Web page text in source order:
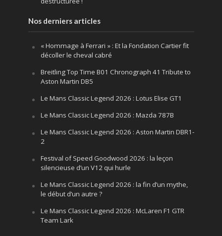
Nos derniers articles
« Hommage à Ferrari » : Et la Fondation Cartier fit
décoller le cheval cabré
Breitling Top Time B01 Chronograph 41 Tribute to
Aston Martin DB5
Le Mans Classic Legend 2026 : Lotus Elise GT1
Le Mans Classic Legend 2026 : Mazda 787B
Le Mans Classic Legend 2026 : Aston Martin DBR1-
2
Festival of Speed Goodwood 2026 : la leçon
silencieuse d’un V12 qui hurle
Le Mans Classic Legend 2026 : la fin d’un mythe,
le début d’un autre ?
Le Mans Classic Legend 2026 : McLaren F1 GTR
Team Lark